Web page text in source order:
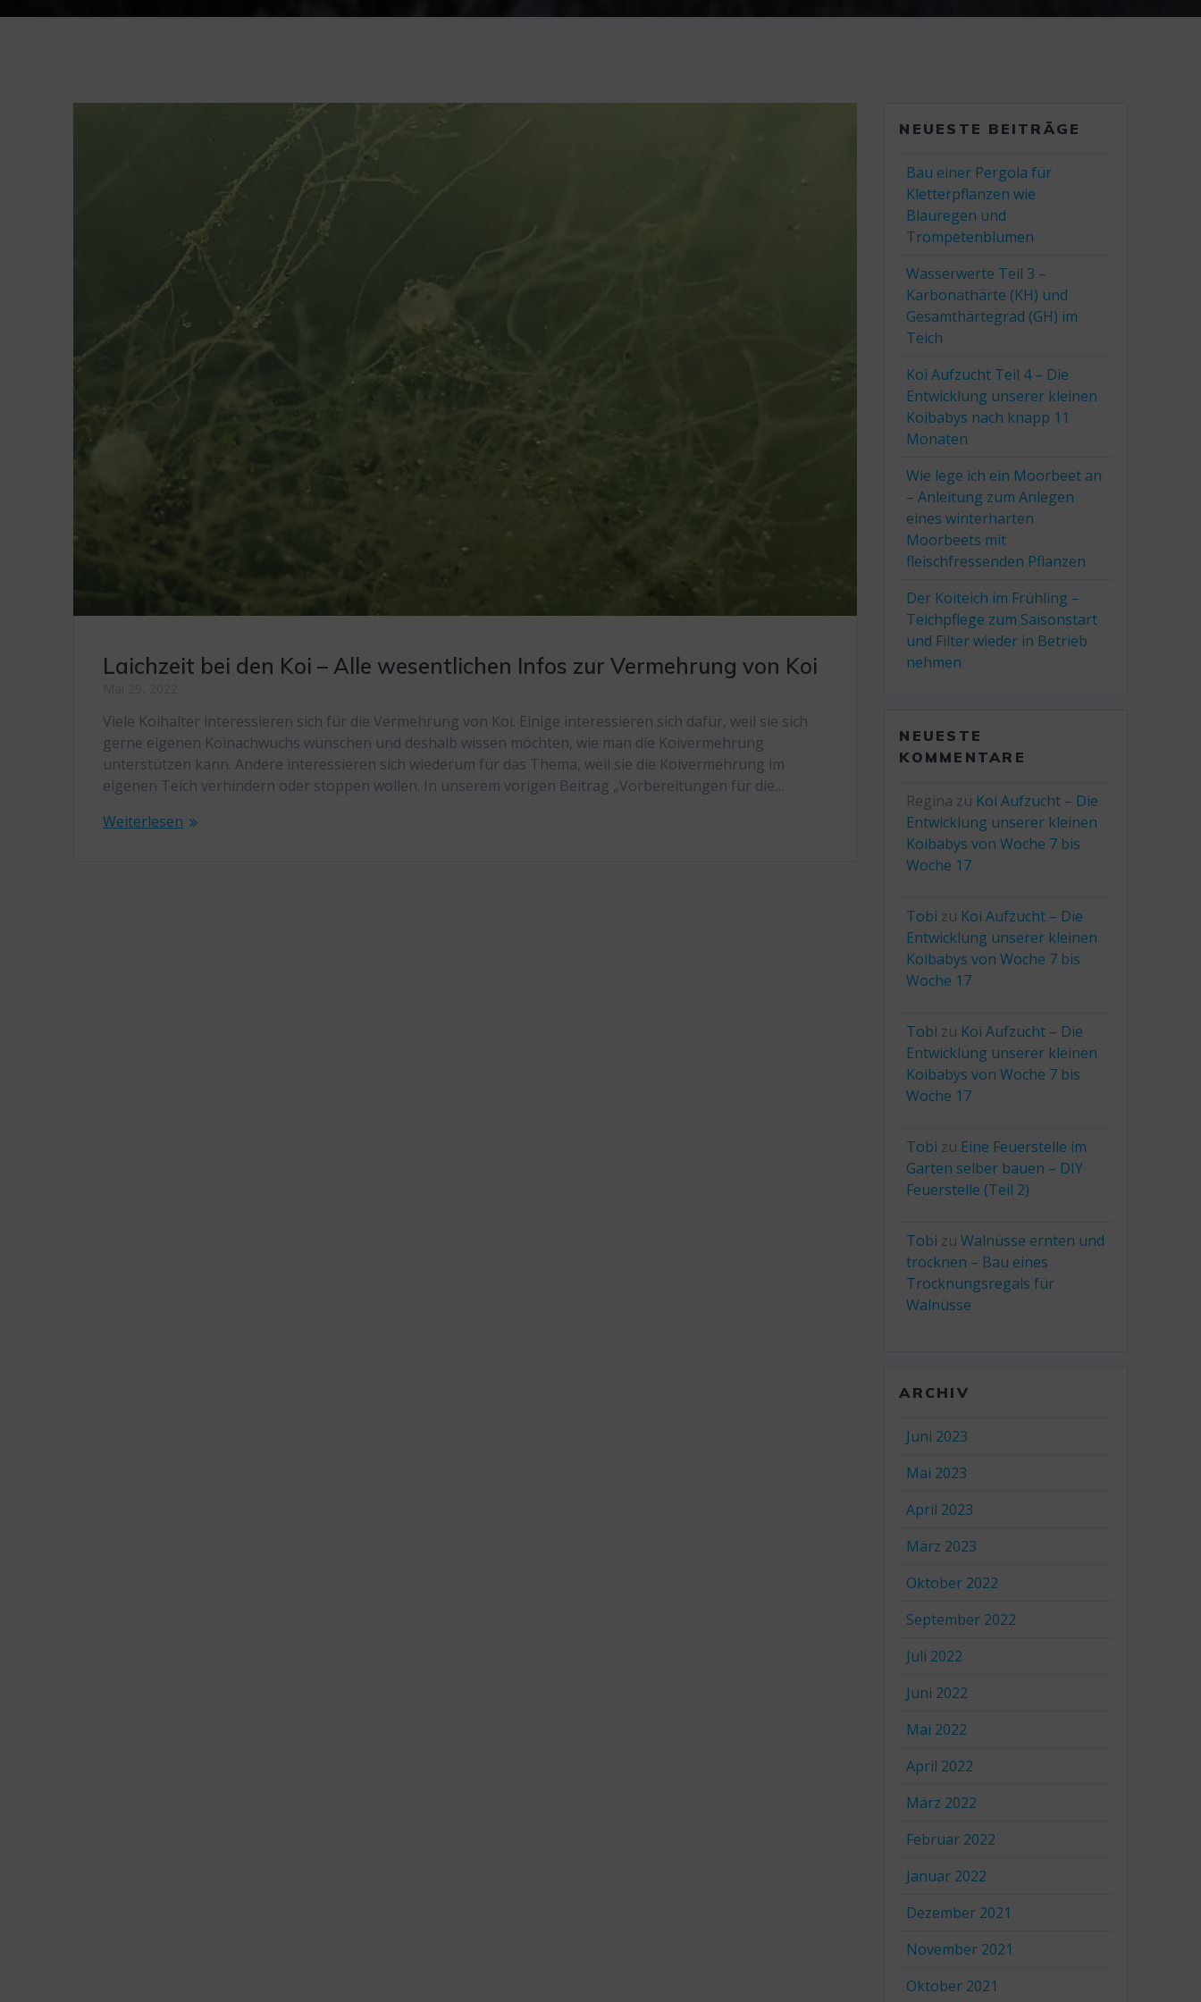
Laichzeit bei den Koi – Alle wesentlichen Infos zur Vermehrung von Koi
Viele Koihalter interessieren sich für die Vermehrung von Koi. Einige interessieren sich dafür, weil sie sich
gerne eigenen Koinachwuchs wünschen und deshalb wissen möchten, wie man die Koivermehrung
unterstützen kann. Andere interessieren sich wiederum für das Thema, weil sie die Koivermehrung im
eigenen Teich verhindern oder stoppen wollen. In unserem vorigen Beitrag „Vorbereitungen für die…
Weiterlesen
NEUESTE BEITRÄGE
Bau einer Pergola für
Kletterpflanzen wie
Blauregen und
Trompetenblumen
Wasserwerte Teil 3 –
Karbonathärte (KH) und
Gesamthärtegrad (GH) im
Teich
Koi Aufzucht Teil 4 – Die
Entwicklung unserer kleinen
Koibabys nach knapp 11
Monaten
Wie lege ich ein Moorbeet an
– Anleitung zum Anlegen
eines winterharten
Moorbeets mit
fleischfressenden Pflanzen
Der Koiteich im Frühling –
Teichpflege zum Saisonstart
und Filter wieder in Betrieb
nehmen
NEUESTE
KOMMENTARE
Regina zu Koi Aufzucht – Die
Entwicklung unserer kleinen
Koibabys von Woche 7 bis
Woche 17
Tobi zu Koi Aufzucht – Die
Entwicklung unserer kleinen
Koibabys von Woche 7 bis
Woche 17
Tobi zu Koi Aufzucht – Die
Entwicklung unserer kleinen
Koibabys von Woche 7 bis
Woche 17
Tobi zu Eine Feuerstelle im
Garten selber bauen – DIY
Feuerstelle (Teil 2)
Tobi zuWalnüsse ernten und
trocknen – Bau eines
Trocknungsregals für
Walnüsse
ARCHIV
Juni 2023
Mai 2023
April 2023
März 2023
Oktober 2022
September 2022
Juli 2022
Juni 2022
Mai 2022
April 2022
März 2022
Februar 2022
Januar 2022
Dezember 2021
November 2021
Oktober 2021